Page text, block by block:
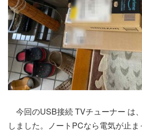
今回のUSB接続 TVチューナー は
しました。ノートPCなら電気が止